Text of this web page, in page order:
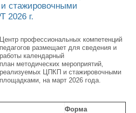
стажировочными
2026 г.
Центр профессиональных компетенций
педагогов размещает для сведения и
работы календарный
план методических мероприятий,
реализуемых ЦПКП и стажировочными
площадками, на март 2026 года.
Форма